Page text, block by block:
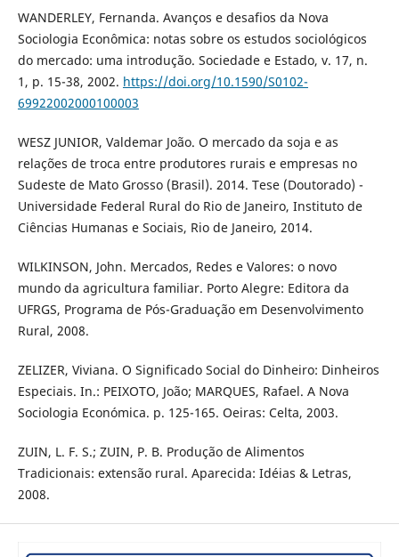
WANDERLEY, Fernanda. Avanços e desafios da Nova
Sociologia Econômica: notas sobre os estudos sociológicos
do mercado: uma introdução. Sociedade e Estado, v. 17, n.
1, p. 15-38, 2002. https://doi.org/10.1590/S0102-
69922002000100003
WESZ JUNIOR, Valdemar João. O mercado da soja e as
relações de troca entre produtores rurais e empresas no
Sudeste de Mato Grosso (Brasil). 2014. Tese (Doutorado) -
Universidade Federal Rural do Rio de Janeiro, Instituto de
Ciências Humanas e Sociais, Rio de Janeiro, 2014.
WILKINSON, John. Mercados, Redes e Valores: o novo
mundo da agricultura familiar. Porto Alegre: Editora da
UFRGS, Programa de Pós-Graduação em Desenvolvimento
Rural, 2008.
ZELIZER, Viviana. O Significado Social do Dinheiro: Dinheiros
Especiais. In.: PEIXOTO, João; MARQUES, Rafael. A Nova
Sociologia Económica. p. 125-165. Oeiras: Celta, 2003.
ZUIN, L. F. S.; ZUIN, P. B. Produção de Alimentos
Tradicionais: extensão rural. Aparecida: Idéias & Letras,
2008.